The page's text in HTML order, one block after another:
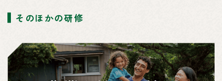
そのほかの研修